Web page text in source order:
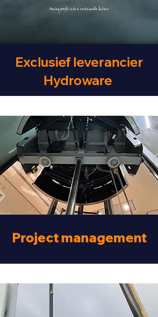
Exclusief leverancier
Hydroware
Project management